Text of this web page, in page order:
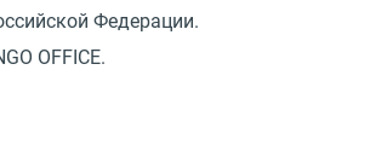
Федерации.
OFFICE.